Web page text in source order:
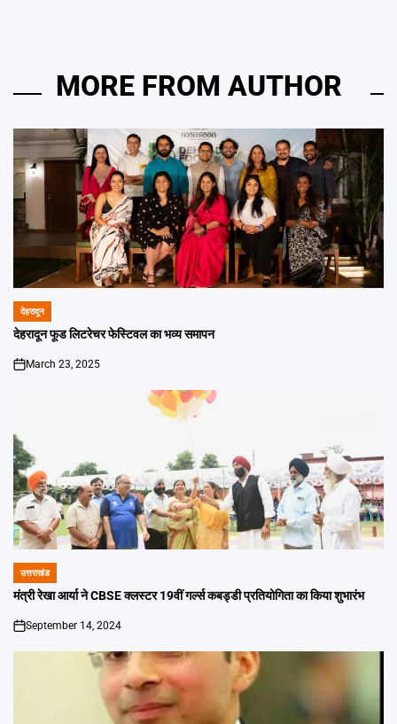
MORE FROM AUTHOR
POSTED
IN
देहरादून
देहरादून फूड लिटरेचर फेस्टिवल का भव्य समापन
on
March 23, 2025
POSTED
IN
उत्तराखंड
मंत्री रेखा आर्या ने CBSE क्लस्टर 19वीं गर्ल्स कबड्डी प्रतियोगिता का किया शुभारंभ
on
September 14, 2024